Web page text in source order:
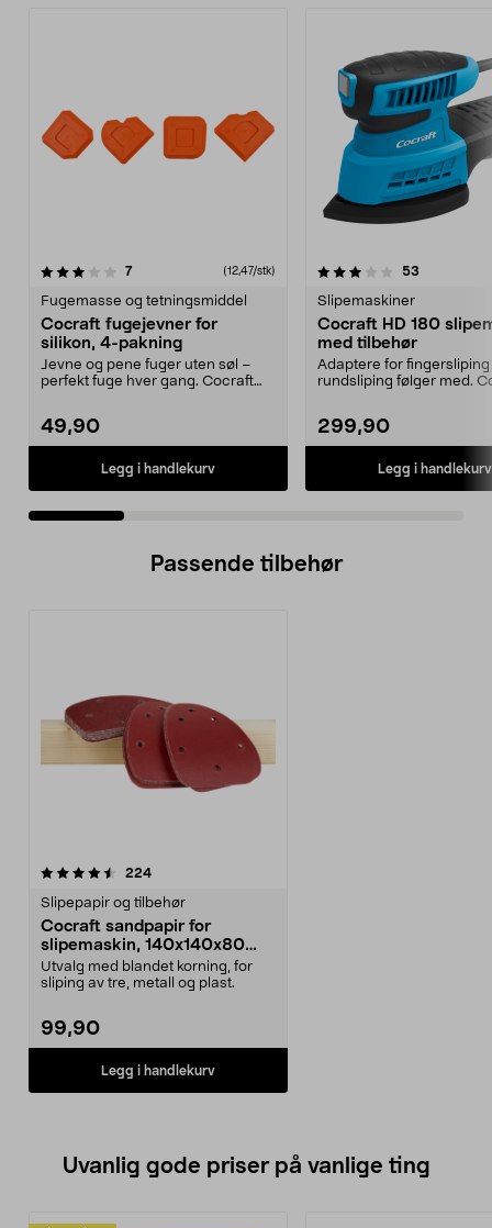
7anmeldelser (12,47/stk)
Fugemasse og tetningsmiddel
Cocraft fugejevner for
silikon, 4-pakning
Jevne og pene fuger uten søl –
perfekt fuge hver gang. Cocraft
49,90
Legg i handlekurv
3.5 av 5 stjerner 53
Slipemaskiner
Cocraft HD 180
med tilbehør
Adaptere for fingersliping
rundsliping følger med.
299,90
Legg i handlekurv
4.5 av 5 stjerner
Passende tilbehør
224anmeldelser
Slipepapir og tilbehør
Cocraft sandpapir for
slipemaskin, 140x140x80
mm
Utvalg med blandet korning, for
sliping av tre, metall og plast.
99,90
Legg i handlekurv
Uvanlig gode priser på vanlige ting